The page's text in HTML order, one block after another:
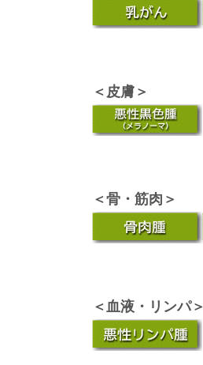
＜皮膚＞
＜骨・筋肉＞
＜血液・リンパ＞